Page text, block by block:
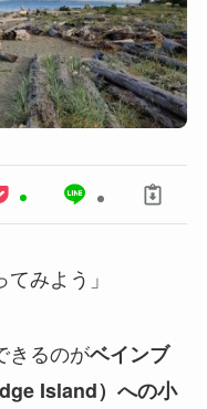
みよう」
きるのがベインブ
Island）への小